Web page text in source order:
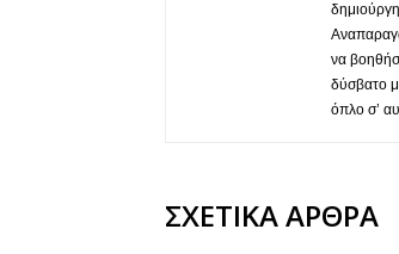
να
δύσβατο
όπλο σ’
ΣΧΕΤΙΚΑ ΑΡΘΡΑ